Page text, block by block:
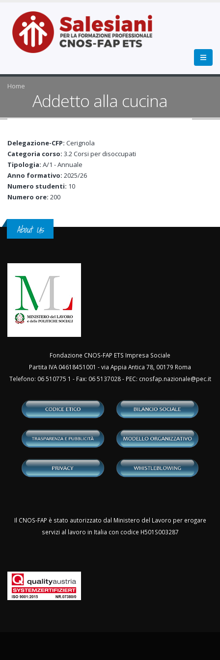
Home
Addetto alla cucina
Delegazione-CFP: Cerignola
Categoria corso: 3.2 Corsi per disoccupati
Tipologia: A/1 - Annuale
Anno formativo: 2025/26
Numero studenti: 10
Numero ore: 200
About Us
Fondazione CNOS-FAP ETS Impresa Sociale
Partita IVA 04618451001 - via Appia Antica 78, 00179 Roma
Telefono: 06 510775 1 - Fax: 06 5137028 - PEC: cnosfap.nazionale@pec.it
Il CNOS-FAP è stato autorizzato dal Ministero del Lavoro per erogare
servizi al lavoro in Italia con codice H501S003287